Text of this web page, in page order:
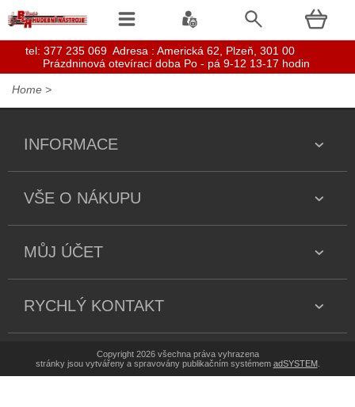
Home >
tel: 377 235 069 Adresa : Americká 62, Plzeň, 301 00
Prázdninová otevírací doba Po - pá 9-12 13-17 hodin
INFORMACE
VŠE O NÁKUPU
MŮJ ÚČET
RYCHLÝ KONTAKT
Copyright 2026 všechna práva vyhrazena
stránky jsou vytvářeny a spravovány publikačním systémem adSYSTEM.